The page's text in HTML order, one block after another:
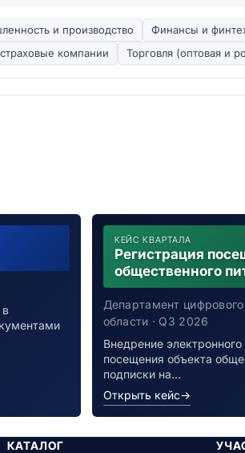
и производство
Финансы и
компании
Торговля (оптовая и
в
КЕЙС КВАРТАЛА
Регистрация
общественного
уведомления о
заболевшим
инфекцией
Департамент
области · Q3 2026
Внедрение
посещения объекта
подписки на…
Открыть кейс→
КАТАЛОГ